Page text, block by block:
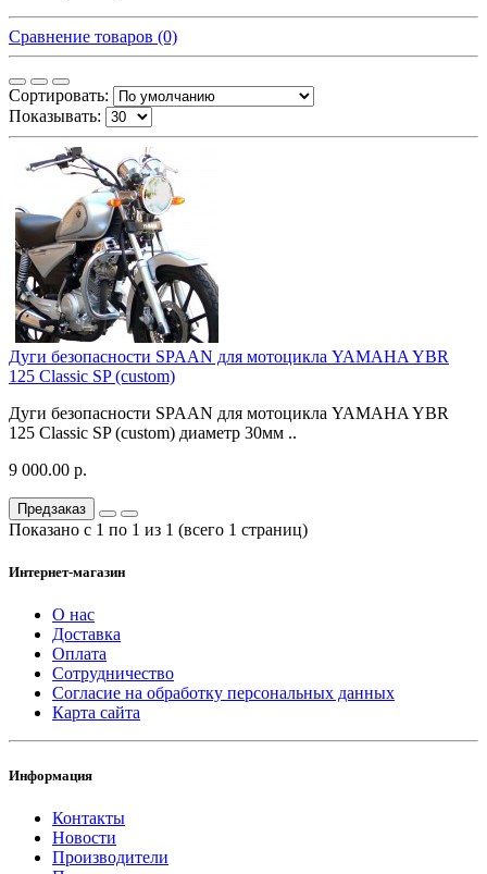
Сравнение товаров (0)
Сортировать:
Показывать:
Дуги безопасности SPAAN для мотоцикла YAMAHA YBR
125 Classic SP (custom)
Дуги безопасности SPAAN для мотоцикла YAMAHA YBR
125 Classic SP (custom) диаметр 30мм ..
9 000.00 р.
Предзаказ
Показано с 1 по 1 из 1 (всего 1 страниц)
Интернет-магазин
О нас
Доставка
Оплата
Сотрудничество
Согласие на обработку персональных данных
Карта сайта
Информация
Контакты
Новости
Производители